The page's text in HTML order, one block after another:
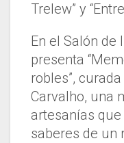
Trelew” y
En el Salón de
presenta
robles”,
Carvalho, una
artesanías
saberes de un